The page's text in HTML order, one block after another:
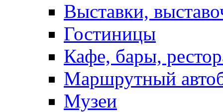
Выставки,
Гостиницы
Кафе, бары,
Маршрутный
Музеи